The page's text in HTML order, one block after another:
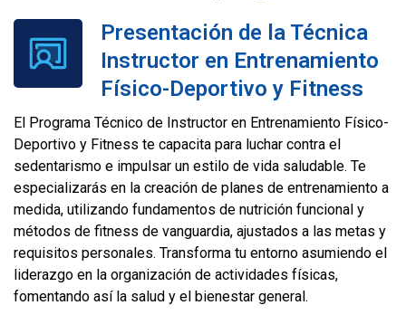
Presentación de la Técnica
Instructor en Entrenamiento
Físico-Deportivo y Fitness
El Programa Técnico de Instructor en Entrenamiento Físico-
Deportivo y Fitness te capacita para luchar contra el
sedentarismo e impulsar un estilo de vida saludable. Te
especializarás en la creación de planes de entrenamiento a
medida, utilizando fundamentos de nutrición funcional y
métodos de fitness de vanguardia, ajustados a las metas y
requisitos personales. Transforma tu entorno asumiendo el
liderazgo en la organización de actividades físicas,
fomentando así la salud y el bienestar general.